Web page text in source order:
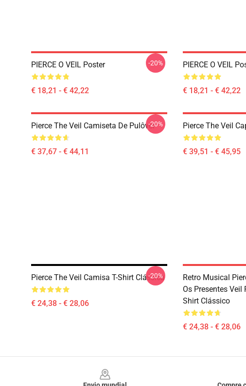
PIERCE O VEIL Poster
€ 18,21 - € 42,22
-20% PIERCE O VEIL
€ 18,21 - € 42,22
Pierce The Veil Camiseta De Pulôver
€ 37,67 - € 44,11
-20% Pierce The Veil
€ 39,51 - € 45,95
Pierce The Veil Camisa T-Shirt Clássica
€ 24,38 - € 28,06
-20%
Retro Musical
Os Presentes Veil
Shirt Clássico
€ 24,38 - € 28,06